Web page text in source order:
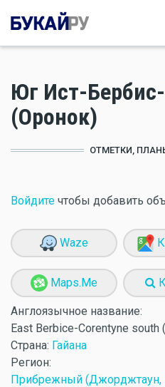
Юг Ист-
(Оронок)
ОТМЕТКИ,
Войдите чтобы добавить
Waze
Maps.Me
Англоязычное название:
East Berbice-Corentyne south
Страна: Гайана
Регион:
Прибрежный (Джорджтаун,